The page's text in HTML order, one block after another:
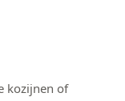
kozijnen of